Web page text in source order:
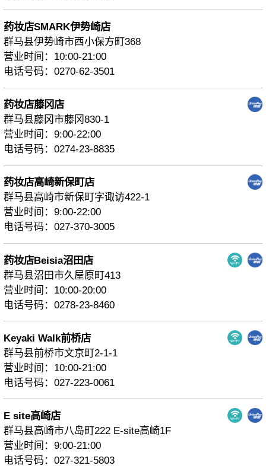
药妆店SMARK伊势崎店
群马县伊势崎市西小保方町368
营业时间：10:00-21:00
电话号码：0270-62-3501
药妆店藤冈店
群马县藤冈市藤冈830-1
营业时间：9:00-22:00
电话号码：0274-23-8835
药妆店高崎新保町店
群马县高崎市新保町字诹访422-1
营业时间：9:00-22:00
电话号码：027-370-3005
药妆店Beisia沼田店
群马县沼田市久屋原町413
营业时间：10:00-20:00
电话号码：0278-23-8460
Keyaki Walk前桥店
群马县前桥市文京町2-1-1
营业时间：10:00-21:00
电话号码：027-223-0061
E site高崎店
群马县高崎市八岛町222 E-site高崎1F
营业时间：9:00-21:00
电话号码：027-321-5803